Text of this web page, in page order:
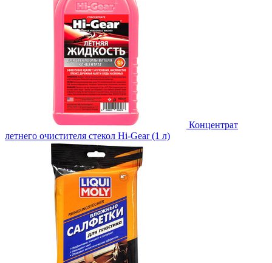
Концентрат
летнего очистителя стекол Hi-Gear (1 л)